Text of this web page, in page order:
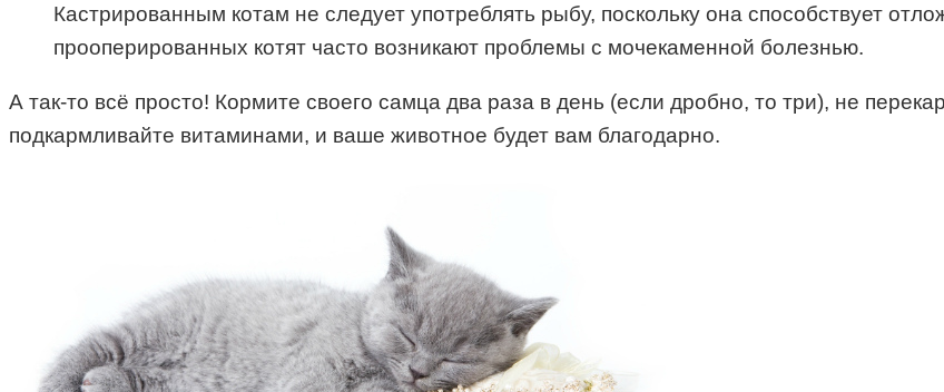
Кастрированным котам не следует употреблять рыбу, поскольку она способствует
прооперированных котят часто возникают проблемы с мочекаменной болезнью.
А так-то всё просто! Кормите своего самца два раза в день (если дробно, то три), не
подкармливайте витаминами, и ваше животное будет вам благодарно.